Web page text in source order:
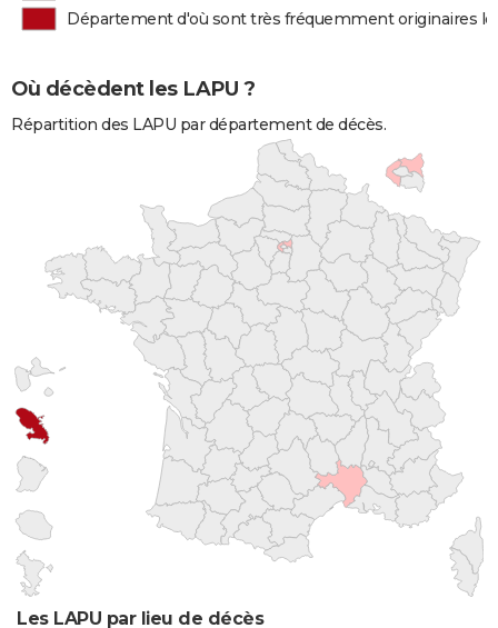
Département d'où sont très fréquemment originaires
Où décèdent les LAPU ?
Répartition des LAPU par département de décès.
Les LAPU par lieu de décès